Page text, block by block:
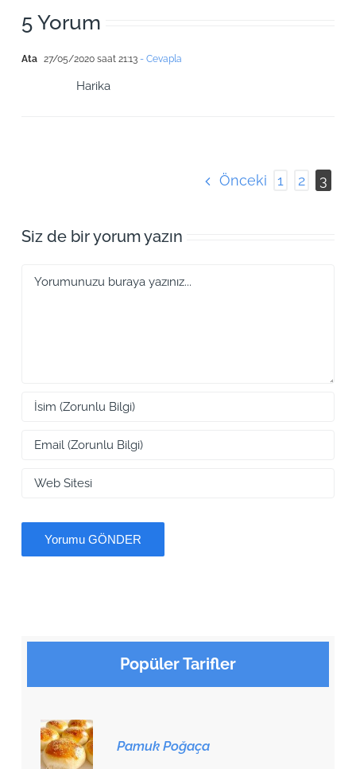
5 Yorum
Ata 27/05/2020 saat 21:13- Cevapla
Harika
Önceki 1 2 3
Siz de bir yorum yazın
Popüler Tarifler
Pamuk Poğaça